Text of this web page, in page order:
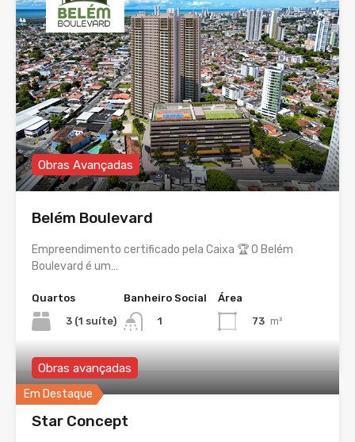
Obras Avançadas
Belém Boulevard
Empreendimento certificado pela Caixa 🏆 O Belém
Boulevard é um…
Quartos
3 (1 suíte)
Banheiro Social
1
Área
73 m²
Em Destaque
Obras avançadas
Star Concept